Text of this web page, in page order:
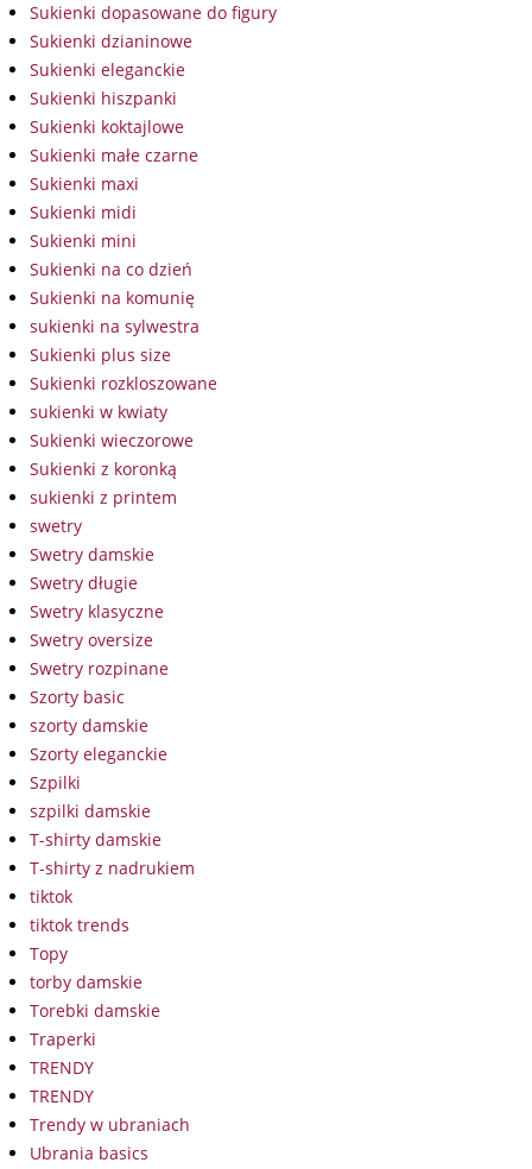
Sukienki dopasowane do figury
Sukienki dzianinowe
Sukienki eleganckie
Sukienki hiszpanki
Sukienki koktajlowe
Sukienki małe czarne
Sukienki maxi
Sukienki midi
Sukienki mini
Sukienki na co dzień
Sukienki na komunię
sukienki na sylwestra
Sukienki plus size
Sukienki rozkloszowane
sukienki w kwiaty
Sukienki wieczorowe
Sukienki z koronką
sukienki z printem
swetry
Swetry damskie
Swetry długie
Swetry klasyczne
Swetry oversize
Swetry rozpinane
Szorty basic
szorty damskie
Szorty eleganckie
Szpilki
szpilki damskie
T-shirty damskie
T-shirty z nadrukiem
tiktok
tiktok trends
Topy
torby damskie
Torebki damskie
Traperki
TRENDY
TRENDY
Trendy w ubraniach
Ubrania basics